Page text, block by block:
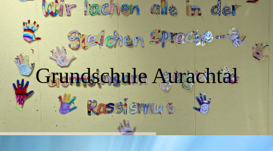
Grundschule Aurachtal